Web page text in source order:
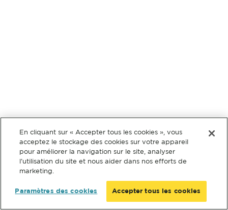
En cliquant sur « Accepter tous les cookies », vous
acceptez le stockage des cookies sur votre appareil
pour améliorer la navigation sur le site, analyser
l’utilisation du site et nous aider dans nos efforts de
marketing.
Paramètres des cookies Accepter tous les cookies